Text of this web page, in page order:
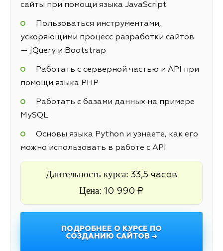
сайты при помощи языка JavaScript
Пользоваться инструментами,
ускоряющими процесс разработки сайтов
— jQuery и Bootstrap
Работать с серверной частью и API при
помощи языка PHP
Работать с базами данных на примере
MySQL
Основы языка Python и узнаете, как его
можно использовать в работе с API
Длительность курса: 33,5 часов
Цена: 10 990 ₽
ПОДРОБНЕЕ О КУРСЕ ПО
СОЗДАНИЮ САЙТОВ →